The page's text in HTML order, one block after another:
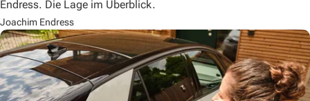
Endress. Die Lage im Überblick.
Joachim Endress